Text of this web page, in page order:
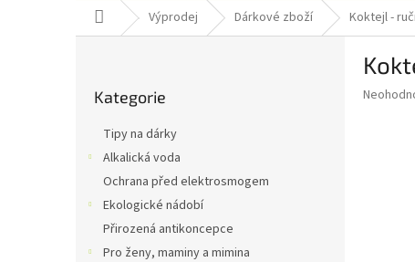
Domů Výprodej Dárkové zboží Koktejl -
kategorie
Kategorie
Tipy na dárky
Alkalická voda
Ochrana před elektrosmogem
Ekologické nádobí
Přirozená antikoncepce
Pro ženy, maminy a mimina
Průměrné